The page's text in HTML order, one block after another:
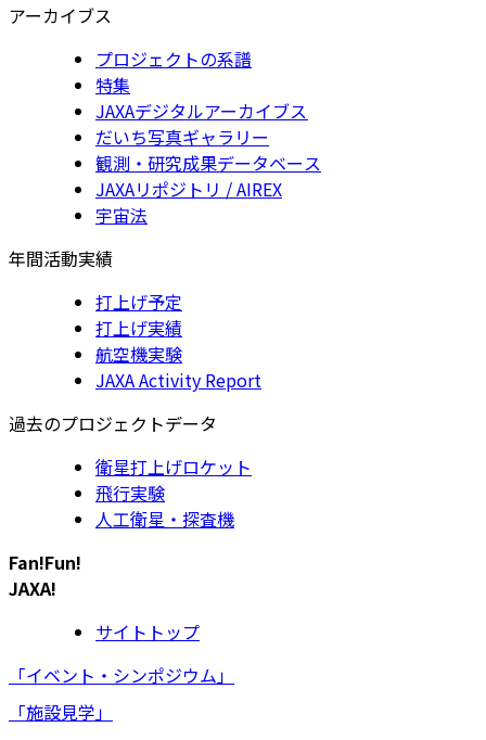
アーカイブス
プロジェクトの系譜
特集
JAXAデジタルアーカイブス
だいち写真ギャラリー
観測・研究成果データベース
JAXAリポジトリ / AIREX
宇宙法
年間活動実績
打上げ予定
打上げ実績
航空機実験
JAXA Activity Report
過去のプロジェクトデータ
衛星打上げロケット
飛行実験
人工衛星・探査機
Fan!Fun!
JAXA!
サイトトップ
「イベント・シンポジウム」
「施設見学」